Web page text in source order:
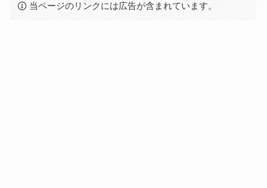
当ページのリンクには広告が含まれています。